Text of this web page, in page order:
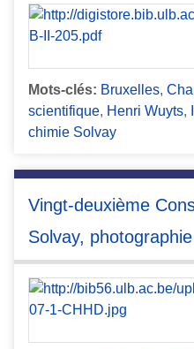
Mots-clés: Bruxelles,
scientifique, Henri Wuyts,
chimie Solvay
Vingt-deuxième
Solvay,